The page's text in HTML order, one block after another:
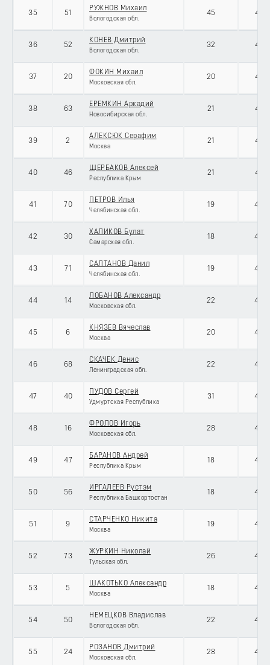
35 51
РУЖНОВ Михаил
Вологодская обл.
45
36 52
КОНЕВ Дмитрий
Вологодская обл.
32
37 20
ФОКИН Михаил
Московская обл.
20
38 63
ЕРЕМКИН Аркадий
Новосибирская обл.
21
39 2
АЛЕКСЮК Серафим
Москва
21
40 46
ЩЕРБАКОВ Алексей
Республика Крым
21
41 70
ПЕТРОВ Илья
Челябинская обл.
19
42 30
ХАЛИКОВ Булат
Самарская обл.
18
43 71
САЛТАНОВ Данил
Челябинская обл.
19
44 14
ЛОБАНОВ Александр
Московская обл.
22
45 6
КНЯЗЕВ Вячеслав
Москва
20
46 68
СКАЧЕК Денис
Ленинградская обл.
22
47 40
ПУДОВ Сергей
Удмуртская Республика
31
48 16
ФРОЛОВ Игорь
Московская обл.
28
49 47
БАРАНОВ Андрей
Республика Крым
18
50 56
ИРГАЛЕЕВ Рустэм
Республика Башкортостан
18
51 9
СТАРЧЕНКО Никита
Москва
19
52 73
ЖУРКИН Николай
Тульская обл.
26
53 5
ШАКОТЬКО Александр
Москва
18
54 50
НЕМЕЦКОВ Владислав
Вологодская обл.
22
55 24
РОЗАНОВ Дмитрий
Московская обл.
28